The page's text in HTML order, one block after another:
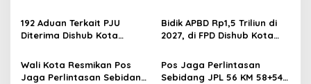
p
o
s
Lampaui Target
Utama Cegah Banjir dan
Sudah 95 Persen
Terakomodir
192 Aduan Terkait PJU
Diterima Dishub Kota
Tertangani
Bidik APBD Rp1,5 Triliun di
2027, di FPD Dishub Kota
Penerimaan PAD Hingga
Rp700 Miliar
Wali Kota Resmikan Pos
Jaga Perlintasan Sebidang,
Pos Jaga Perlintasan
Sebidang JPL 56 KM 58+540